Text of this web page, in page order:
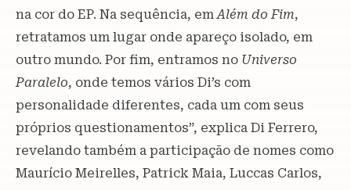
na cor do EP. Na sequência, emAlém do Fim,
retratamos um lugar onde apareço isolado, em
outro mundo. Por fim, entramos no Universo
Paralelo, onde temos vários Di’s com
personalidade diferentes, cada um com seus
próprios questionamentos”, explica Di Ferrero,
revelando também a participação de nomes como
Maurício Meirelles, Patrick Maia, Luccas Carlos,